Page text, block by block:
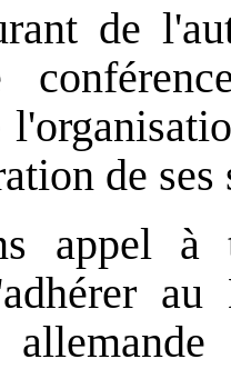
de
de ses
appel à